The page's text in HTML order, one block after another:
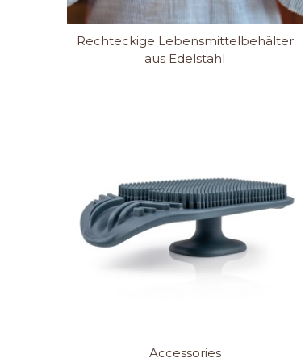
Rechteckige Lebensmittelbehälter
aus Edelstahl
Accessories